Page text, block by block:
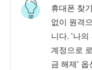
휴대폰 찾
없이 원격
니다. '나의
계정으로
금 해제' 옵